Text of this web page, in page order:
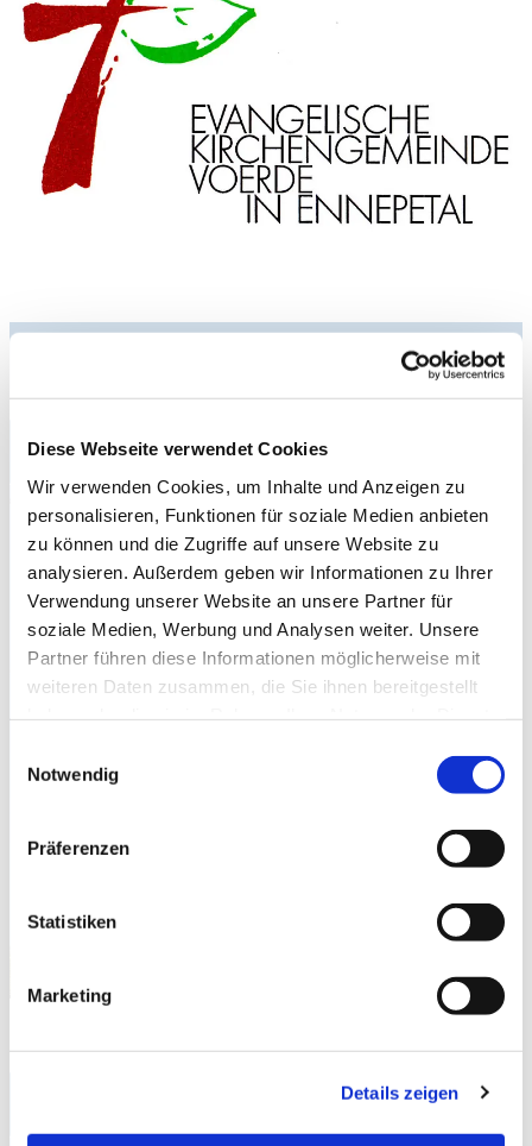
Diese Webseite verwendet Cookies
Wir verwenden Cookies, um Inhalte und Anzeigen zu
personalisieren, Funktionen für soziale Medien anbieten
zu können und die Zugriffe auf unsere Website zu
analysieren. Außerdem geben wir Informationen zu Ihrer
Verwendung unserer Website an unsere Partner für
soziale Medien, Werbung und Analysen weiter. Unsere
Partner führen diese Informationen möglicherweise mit
weiteren Daten zusammen, die Sie ihnen bereitgestellt
Notwendig
Präferenzen
Statistiken
Marketing
Details zeigen
Pfarrbezirk Voerde